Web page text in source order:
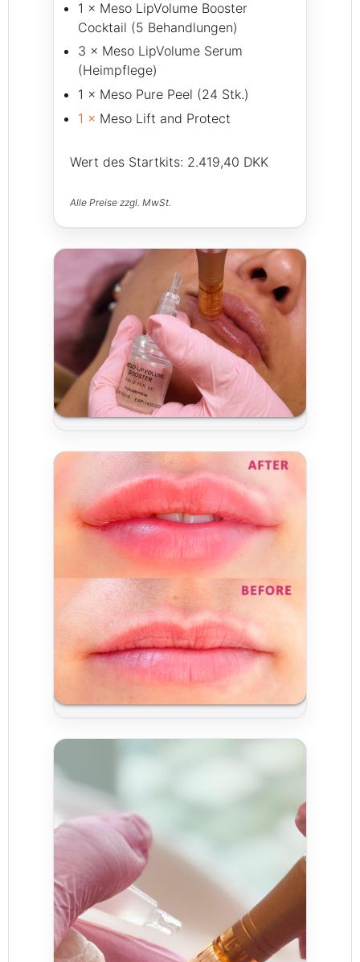
1 × Meso LipVolume Booster
Cocktail (5 Behandlungen)
3 × Meso LipVolume Serum
(Heimpflege)
1 × Meso Pure Peel (24 Stk.)
1 × Meso Lift and Protect
Wert des Startkits: 2.419,40 DKK
Alle Preise zzgl. MwSt.